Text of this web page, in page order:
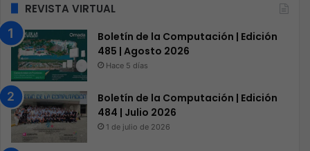
REVISTA VIRTUAL
Boletín de la Computación | Edición
485 | Agosto 2026
Hace 5 días
Boletín de la Computación | Edición
484 | Julio 2026
1 de julio de 2026